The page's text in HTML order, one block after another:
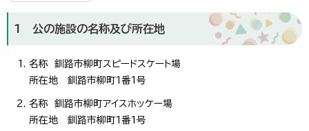
1 公の施設の名称及び所在地
名称 釧路市柳町スピードスケート場
所在地 釧路市柳町1番1号
名称 釧路市柳町アイスホッケー場
所在地 釧路市柳町1番1号